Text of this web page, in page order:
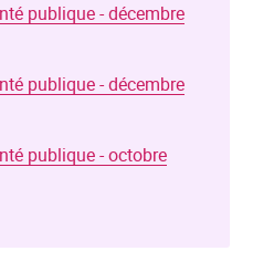
publique - décembre
publique - décembre
publique - octobre